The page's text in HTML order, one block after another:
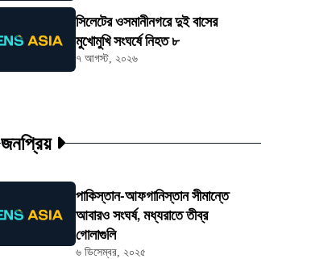
সিলেটের ওসমানীনগরে দুই বাসের
মুখোমুখি সংঘর্ষে নিহত ৮
৭ আগস্ট, ২০২৬
জনপ্রিয়
পাকিস্তান-আফগানিস্তান সীমান্তে
আবারও সংঘর্ষ, মধ্যরাতে তীব্র
গোলাগুলি
৬ ডিসেম্বর, ২০২৫